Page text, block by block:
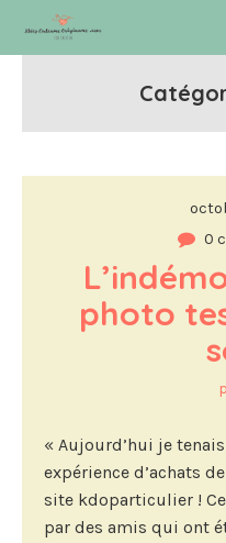
0
photo
« Aujourd’hui je
expérience d’achats
site kdoparticulier !
par des amis qui ont